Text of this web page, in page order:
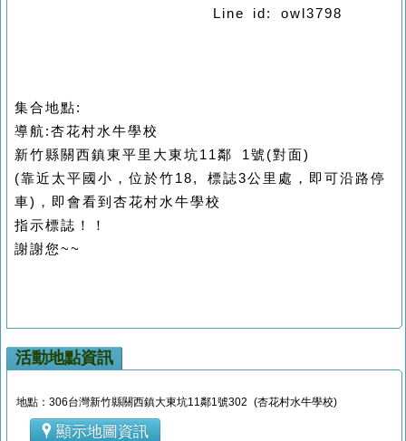
Line id: owl3798
集合地點:
導航:杏花村水牛學校
新竹縣關西鎮東平里大東坑11鄰 1號(對面)
(靠近太平國小，位於竹18, 標誌3公里處，即可沿路停
車)，即會看到杏花村水牛學校
指示標誌！！
謝謝您~~
活動地點資訊
地點：306台灣新竹縣關西鎮大東坑11鄰1號302 (杏花村水牛學校)
顯示地圖資訊